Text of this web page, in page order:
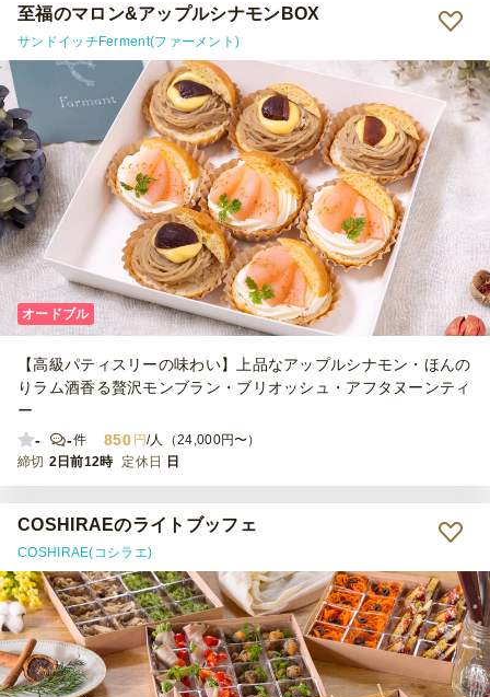
至福のマロン&アップルシナモンBOX
サンドイッチFerment(ファーメント)
オードブル
【高級パティスリーの味わい】上品なアップルシナモン・ほんの
りラム酒香る贅沢モンブラン・ブリオッシュ・アフタヌーンティ
ー
-
-件 850 円/人（24,000円〜）
締切 2日前12時 定休日 日
COSHIRAEのライトブッフェ
COSHIRAE(コシラエ)